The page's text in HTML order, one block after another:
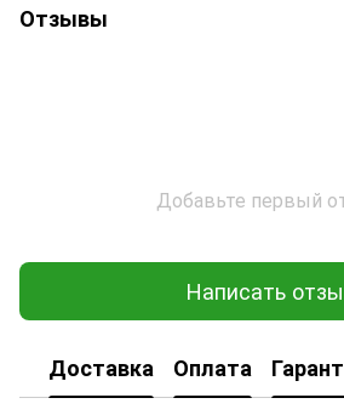
Отзывы
Добавьте первый
Написать
Доставка Оплата